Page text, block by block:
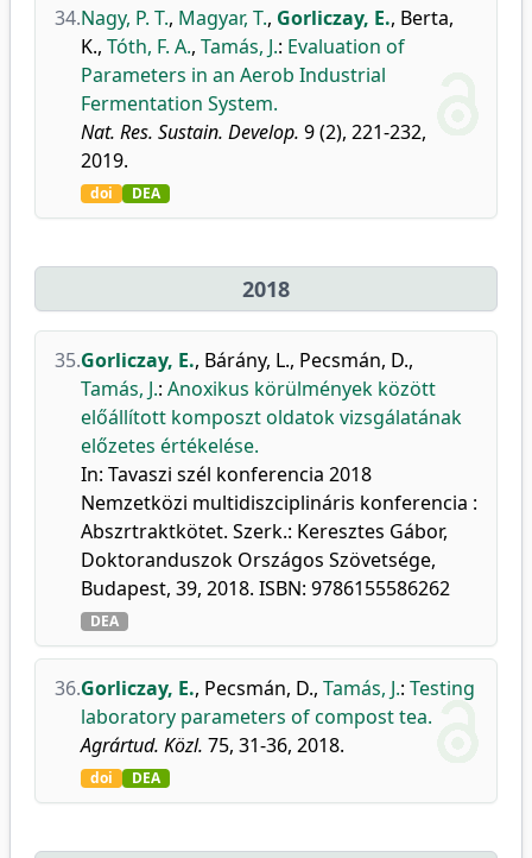
34.Nagy, P. T., Magyar, T., Gorliczay, E., Berta,
K., Tóth, F. A., Tamás, J.: Evaluation of
Parameters in an Aerob Industrial
Fermentation System.
Nat. Res. Sustain. Develop. 9 (2), 221-232,
2019.
doi DEA
2018
35.Gorliczay, E., Bárány, L., Pecsmán, D.,
Tamás, J.: Anoxikus körülmények között
előállított komposzt oldatok vizsgálatának
előzetes értékelése.
In: Tavaszi szél konferencia 2018
Nemzetközi multidiszciplináris konferencia :
Abszrtraktkötet. Szerk.: Keresztes Gábor,
Doktoranduszok Országos Szövetsége,
Budapest, 39, 2018. ISBN: 9786155586262
DEA
36.Gorliczay, E., Pecsmán, D., Tamás, J.: Testing
laboratory parameters of compost tea.
Agrártud. Közl. 75, 31-36, 2018.
doi DEA